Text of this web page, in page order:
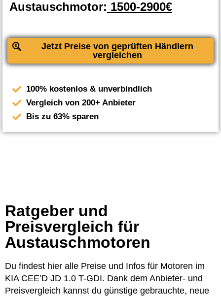
Austauschmotor: 1500-2900€
Jetzt Preise von geprüften Händlern
vergleichen
100% kostenlos & unverbindlich
Vergleich von 200+ Anbieter
Bis zu 63% sparen
Ratgeber und
Preisvergleich für
Austauschmotoren
Du findest hier alle Preise und Infos für Motoren im
KIA CEE’D JD 1.0 T-GDI. Dank dem Anbieter- und
Preisvergleich kannst du günstige gebrauchte, neue